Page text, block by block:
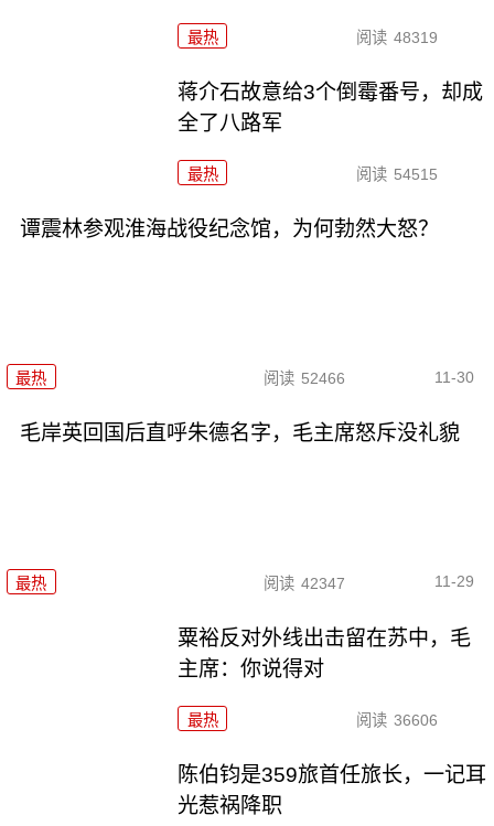
最热 阅读 48319
蒋介石故意给3个倒霉番号，却成
全了八路军
最热 阅读 54515
谭震林参观淮海战役纪念馆，为何勃然大怒？
最热 阅读 52466 11-30
毛岸英回国后直呼朱德名字，毛主席怒斥没礼貌
最热 阅读 42347 11-29
粟裕反对外线出击留在苏中，毛
主席：你说得对
最热 阅读 36606
陈伯钧是359旅首任旅长，一记耳
光惹祸降职